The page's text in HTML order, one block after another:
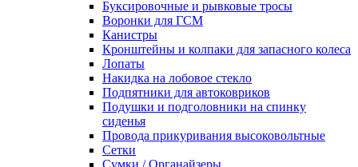
Буксировочные и рывковые тросы
Воронки для ГСМ
Канистры
Кронштейны и колпаки для запасного колеса
Лопаты
Накидка на лобовое стекло
Подпятники для автоковриков
Подушки и подголовники на спинку
сиденья
Провода прикуривания высоковольтные
Сетки
Сумки / Органайзеры